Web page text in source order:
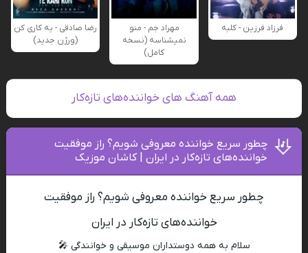
فرزاد فرزین - کلبه
مهراد جم - منو
نمیشناسه (نسخه
کامل)
رضا صادقی - یه کاری کن
(ورژن جدید)
همه آهنگ های خواننده‌های تازه‌کار
چطور سریع خواننده معروفی شویم؟ راز موفقیت
خواننده‌های تازه‌کار در ایران | کاشان موزیک
چطور سریع خواننده معروفی شویم؟ راز موفقیت
خواننده‌های تازه‌کار در ایران
سلام به همه دوستداران موسیقی و خوانندگی 🎤